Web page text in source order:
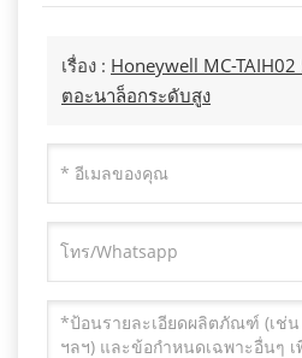
เรื่อง : Honeywell MC-
ตอะนาล็อกระดับสูง